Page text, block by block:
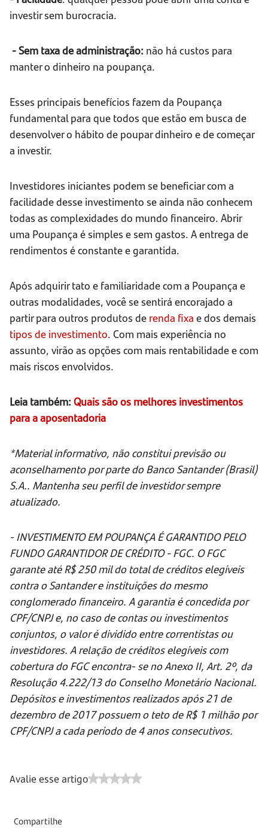
investir sem burocracia.
- Sem taxa de administração: não há custos para
manter o dinheiro na poupança.
Esses principais benefícios fazem da Poupança
fundamental para que todos que estão em busca de
desenvolver o hábito de poupar dinheiro e de começar
a investir.
Investidores iniciantes podem se beneficiar com a
facilidade desse investimento se ainda não conhecem
todas as complexidades do mundo financeiro. Abrir
uma Poupança é simples e sem gastos. A entrega de
rendimentos é constante e garantida.
Após adquirir tato e familiaridade com a Poupança e
outras modalidades, você se sentirá encorajado a
partir para outros produtos de renda fixa e dos demais
tipos de investimento. Com mais experiência no
assunto, virão as opções com mais rentabilidade e com
mais riscos envolvidos.
Leia também: Quais são os melhores investimentos
para a aposentadoria
*Material informativo, não constitui previsão ou
aconselhamento por parte do Banco Santander (Brasil)
S.A.. Mantenha seu perfil de investidor sempre
atualizado.
- INVESTIMENTO EM POUPANÇA É GARANTIDO PELO
FUNDO GARANTIDOR DE CRÉDITO - FGC. O FGC
garante até R$ 250 mil do total de créditos elegíveis
contra o Santander e instituições do mesmo
conglomerado financeiro. A garantia é concedida por
CPF/CNPJ e, no caso de contas ou investimentos
conjuntos, o valor é dividido entre correntistas ou
investidores. A relação de créditos elegíveis com
cobertura do FGC encontra- se no Anexo II, Art. 2º, da
Resolução 4.222/13 do Conselho Monetário Nacional.
Depósitos e investimentos realizados após 21 de
dezembro de 2017 possuem o teto de R$ 1 milhão por
CPF/CNPJ a cada período de 4 anos consecutivos.
Avalie esse artigo
Compartilhe